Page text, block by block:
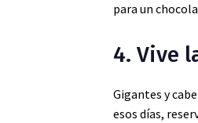
para un
4. Vive
Gigantes y
esos días,